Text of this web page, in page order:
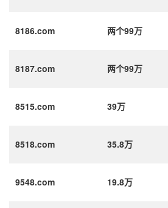
8186.com 两个99万
8187.com 两个99万
8515.com 39万
8518.com 35.8万
9548.com 19.8万